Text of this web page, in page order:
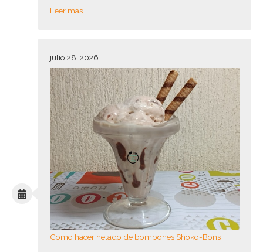
Leer más
julio 28, 2026
Como hacer helado de bombones Shoko-Bons